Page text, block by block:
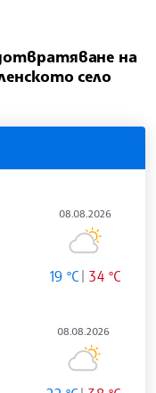
на
село
08.08.2026
19 °C 34 °C
08.08.2026